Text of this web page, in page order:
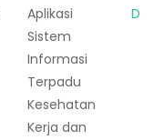
Aplikasi
Sistem
Informasi
Terpadu
Kesehatan
Kerja dan